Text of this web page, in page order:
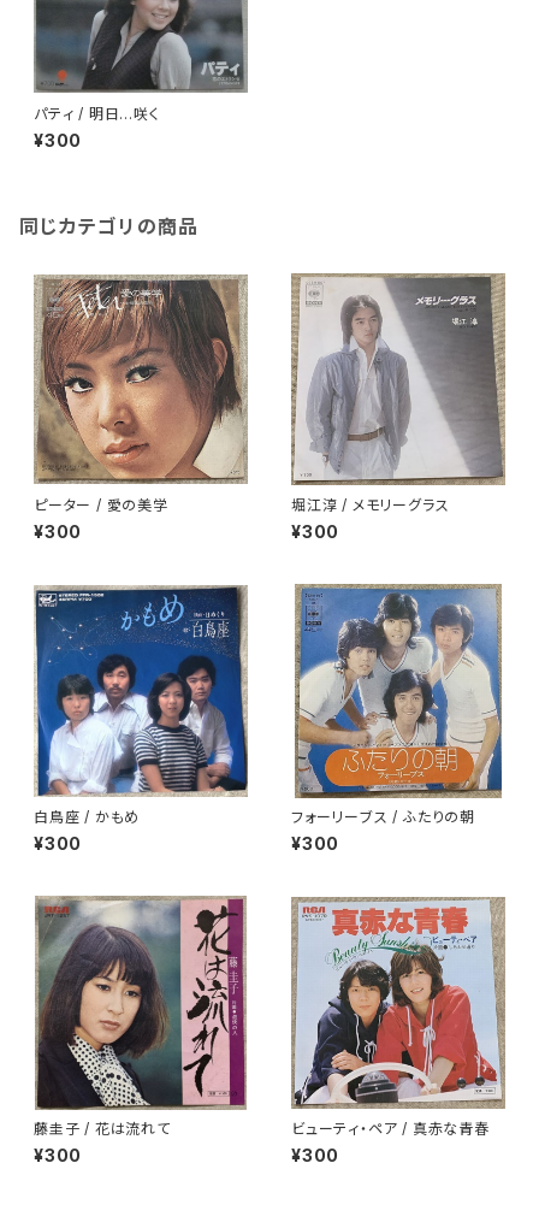
パティ / 明日…咲く
¥300
同じカテゴリの商品
ピーター / 愛の美学
¥300
堀江淳 / メモリーグラス
¥300
白鳥座 / かもめ
¥300
フォーリーブス / ふたりの朝
¥300
藤圭子 / 花は流れて
¥300
ビューティ・ペア / 真赤な青春
¥300